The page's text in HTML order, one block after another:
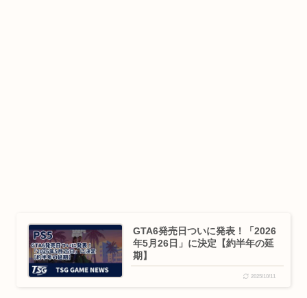
GTA6発売日ついに発表！「2026
年5月26日」に決定【約半年の延
期】
2025/10/11